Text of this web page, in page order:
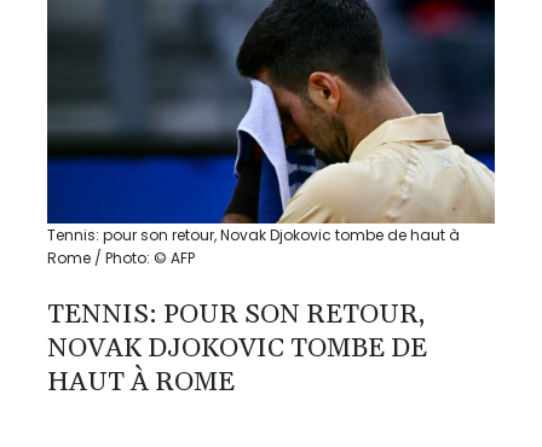
Tennis: pour son retour, Novak Djokovic tombe de haut à
Rome / Photo: © AFP
TENNIS: POUR SON RETOUR,
NOVAK DJOKOVIC TOMBE DE
HAUT À ROME